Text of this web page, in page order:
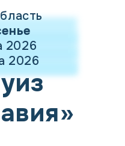
2026
2026